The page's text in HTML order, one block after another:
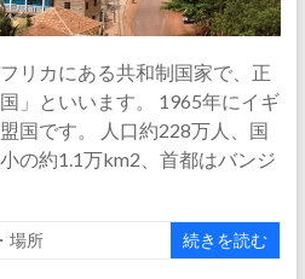
リカにある共和制国家で、正
」といいます。 1965年にイギ
国です。 人口約228万人、国
の約1.1万km2、首都はバンジ
場所 続きを読む